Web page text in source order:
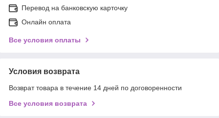
Перевод на банковскую карточку
Онлайн оплата
Все условия оплаты
Условия возврата
Возврат товара в течение 14 дней по договоренности
Все условия возврата